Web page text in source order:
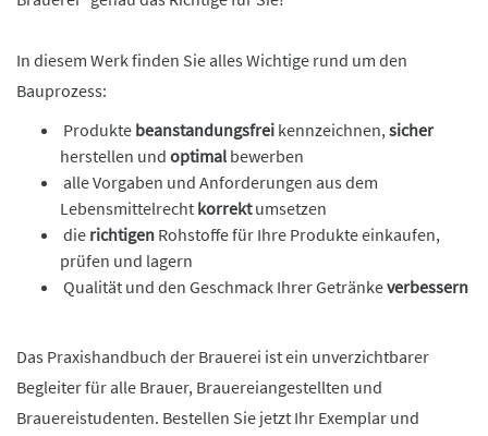
In diesem Werk finden Sie alles Wichtige rund um den
Bauprozess:
Produkte beanstandungsfrei kennzeichnen,sicher
herstellen und optimal bewerben
alle Vorgaben und Anforderungen aus dem
Lebensmittelrecht korrektumsetzen
die richtigen Rohstoffe für Ihre Produkte einkaufen,
prüfen und lagern
Qualität und den Geschmack Ihrer Getränkeverbessern
Das Praxishandbuch der Brauerei ist ein unverzichtbarer
Begleiter für alle Brauer, Brauereiangestellten und
Brauereistudenten. Bestellen Sie jetzt Ihr Exemplar und